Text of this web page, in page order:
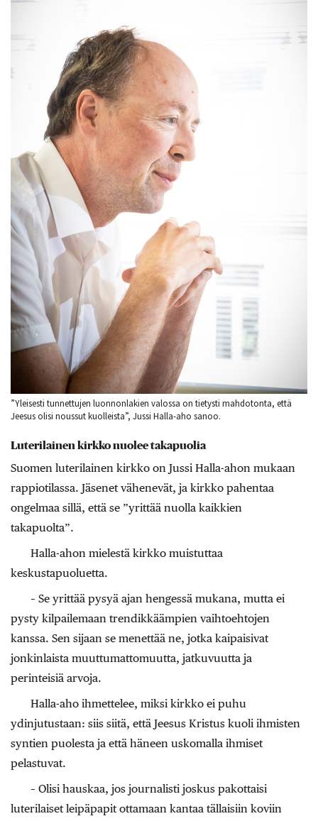
”Yleisesti tunnettujen luonnonlakien valossa on tietysti mahdotonta, että
Jeesus olisi noussut kuolleista”, Jussi Halla-aho sanoo.
Luterilainen kirkko nuolee takapuolia
Suomen luterilainen kirkko on Jussi Halla-ahon mukaan
rappiotilassa. Jäsenet vähenevät, ja kirkko pahentaa
ongelmaa sillä, että se ”yrittää nuolla kaikkien
takapuolta”.
Halla-ahon mielestä kirkko muistuttaa
keskustapuoluetta.
– Se yrittää pysyä ajan hengessä mukana, mutta ei
pysty kilpailemaan trendikkäämpien vaihtoehtojen
kanssa. Sen sijaan se menettää ne, jotka kaipaisivat
jonkinlaista muuttumattomuutta, jatkuvuutta ja
perinteisiä arvoja.
Halla-aho ihmettelee, miksi kirkko ei puhu
ydinjutustaan: siis siitä, että Jeesus Kristus kuoli ihmisten
syntien puolesta ja että häneen uskomalla ihmiset
pelastuvat.
– Olisi hauskaa, jos journalisti joskus pakottaisi
luterilaiset leipäpapit ottamaan kantaa tällaisiin koviin